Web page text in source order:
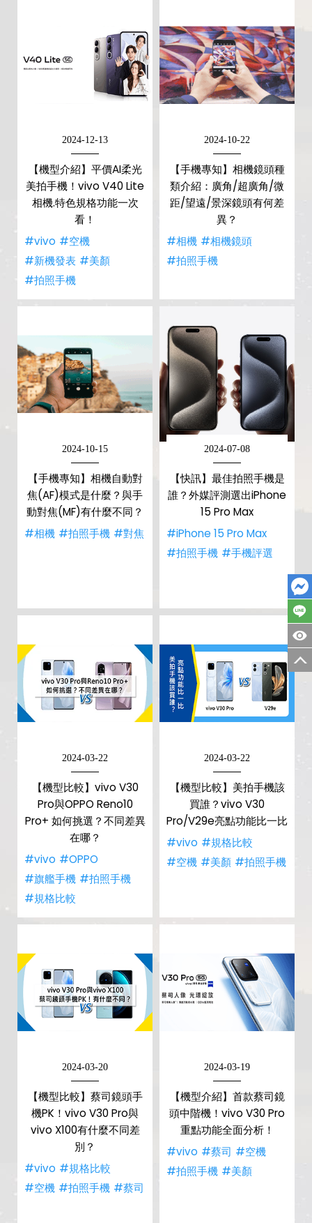
2024-12-13
【機型介紹】平價AI柔光
美拍手機！vivo V40 Lite
相機.特色規格功能一次
看！
#vivo #空機
#新機發表 #美顏
#拍照手機
2024-10-22
【手機專知】相機鏡頭種
類介紹：廣角/超廣角/微
距/望遠/景深鏡頭有何差
異？
#相機 #相機鏡頭
#拍照手機
2024-10-15
【手機專知】相機自動對
焦(AF)模式是什麼？與手
動對焦(MF)有什麼不同？
#相機 #拍照手機 #對焦
2024-07-08
【快訊】最佳拍照手機是
誰？外媒評測選出iPhone
15 Pro Max
#iPhone 15 Pro Max
#拍照手機 #手機評選
2024-03-22
【機型比較】vivo V30
Pro與OPPO Reno10
Pro+ 如何挑選？不同差異
在哪？
#vivo #OPPO
#旗艦手機 #拍照手機
#規格比較
2024-03-22
【機型比較】美拍手機該
買誰？vivo V30
Pro/V29e亮點功能比一比
#vivo #規格比較
#空機 #美顏 #拍照手機
2024-03-20
【機型比較】蔡司鏡頭手
機PK！vivo V30 Pro與
vivo X100有什麼不同差
別？
#vivo #規格比較
#空機 #拍照手機 #蔡司
2024-03-19
【機型介紹】首款蔡司鏡
頭中階機！vivo V30 Pro
重點功能全面分析！
#vivo #蔡司 #空機
#拍照手機 #美顏